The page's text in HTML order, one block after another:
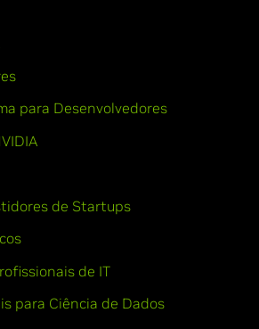
para Desenvolvedores
de Startups
de IT
para Ciência de Dados